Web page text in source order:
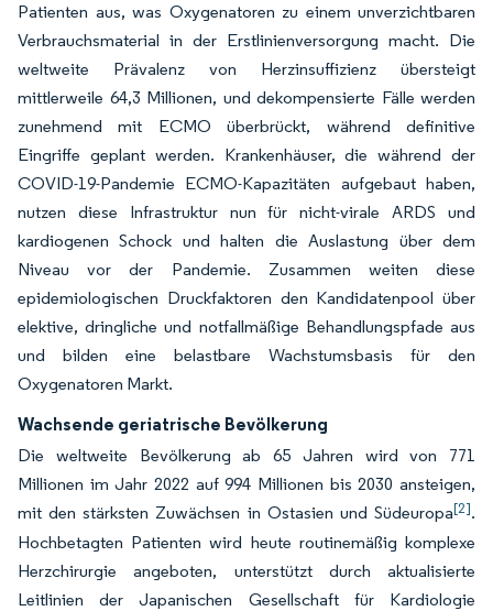
Patienten aus, was Oxygenatoren zu einem unverzichtbaren
Verbrauchsmaterial in der Erstlinienversorgung macht. Die
weltweite Prävalenz von Herzinsuffizienz übersteigt
mittlerweile 64,3 Millionen, und dekompensierte Fälle werden
zunehmend mit ECMO überbrückt, während definitive
Eingriffe geplant werden. Krankenhäuser, die während der
COVID-19-Pandemie ECMO-Kapazitäten aufgebaut haben,
nutzen diese Infrastruktur nun für nicht-virale ARDS und
kardiogenen Schock und halten die Auslastung über dem
Niveau vor der Pandemie. Zusammen weiten diese
epidemiologischen Druckfaktoren den Kandidatenpool über
elektive, dringliche und notfallmäßige Behandlungspfade aus
und bilden eine belastbare Wachstumsbasis für den
Oxygenatoren Markt.
Wachsende geriatrische Bevölkerung
Die weltweite Bevölkerung ab 65 Jahren wird von 771
Millionen im Jahr 2022 auf 994 Millionen bis 2030 ansteigen,
mit den stärksten Zuwächsen in Ostasien und Südeuropa[2].
Hochbetagten Patienten wird heute routinemäßig komplexe
Herzchirurgie angeboten, unterstützt durch aktualisierte
Leitlinien der Japanischen Gesellschaft für Kardiologie